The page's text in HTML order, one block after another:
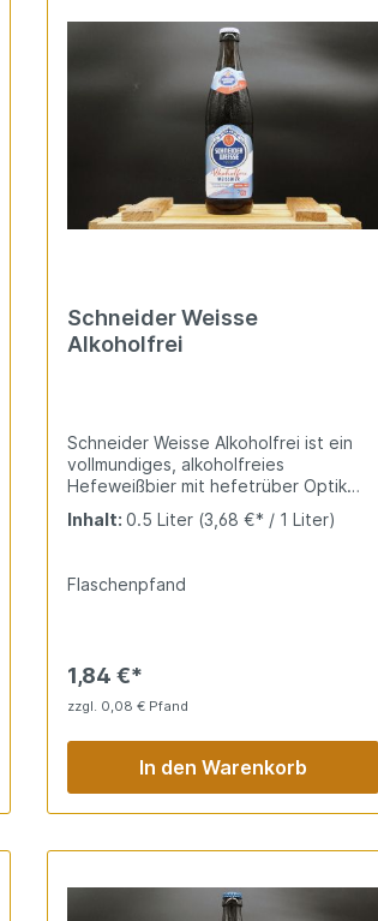
Schneider Weisse
Alkoholfrei
Schneider Weisse Alkoholfrei ist ein
vollmundiges, alkoholfreies
Hefeweißbier mit hefetrüber Optik
Kohlensäure, Bananen- und
Perfekt für promillfreie Erfrischung.
Inhalt: 0.5 Liter (3,68 €* / 1 Liter)
Flaschenpfand
1,84 €*
zzgl. 0,08 € Pfand
In den Warenkorb